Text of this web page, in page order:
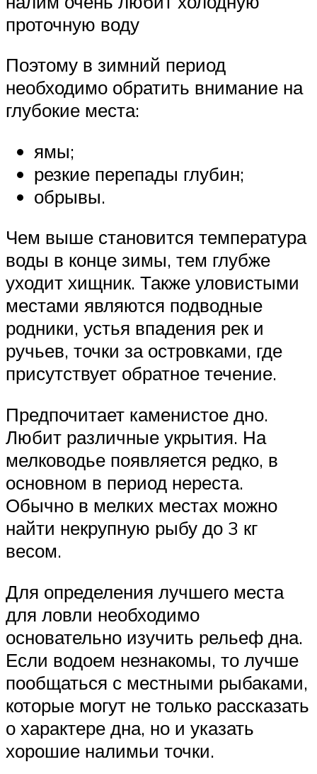
проточную воду
Поэтому в зимний период
необходимо обратить внимание на
глубокие места:
ямы;
резкие перепады глубин;
обрывы.
Чем выше становится температура
воды в конце зимы, тем глубже
уходит хищник. Также уловистыми
местами являются подводные
родники, устья впадения рек и
ручьев, точки за островками, где
присутствует обратное течение.
Предпочитает каменистое дно.
Любит различные укрытия. На
мелководье появляется редко, в
основном в период нереста.
Обычно в мелких местах можно
найти некрупную рыбу до 3 кг
весом.
Для определения лучшего места
для ловли необходимо
основательно изучить рельеф дна.
Если водоем незнакомы, то лучше
пообщаться с местными рыбаками,
которые могут не только рассказать
о характере дна, но и указать
хорошие налимьи точки.